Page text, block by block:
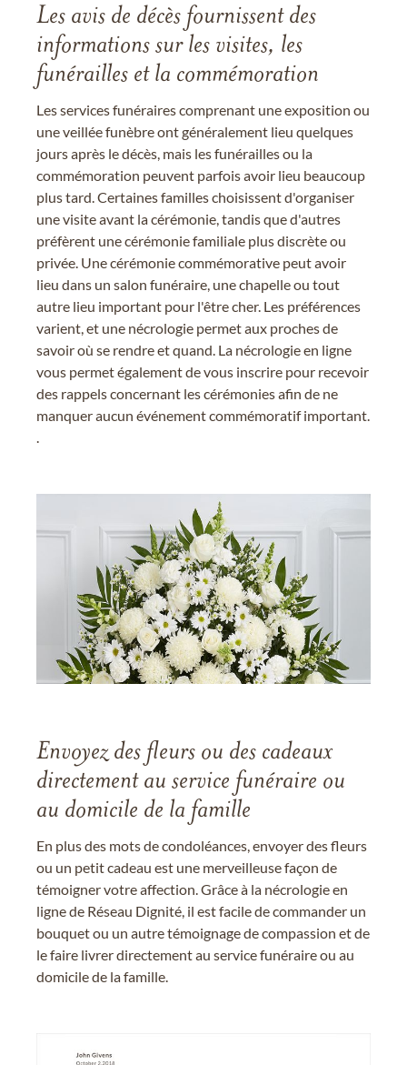
Les avis de décès fournissent des
informations sur les visites, les
funérailles et la commémoration
Les services funéraires comprenant une exposition ou
une veillée funèbre ont généralement lieu quelques
jours après le décès, mais les funérailles ou la
commémoration peuvent parfois avoir lieu beaucoup
plus tard. Certaines familles choisissent d'organiser
une visite avant la cérémonie, tandis que d'autres
préfèrent une cérémonie familiale plus discrète ou
privée. Une cérémonie commémorative peut avoir
lieu dans un salon funéraire, une chapelle ou tout
autre lieu important pour l'être cher. Les préférences
varient, et une nécrologie permet aux proches de
savoir où se rendre et quand. La nécrologie en ligne
vous permet également de vous inscrire pour recevoir
des rappels concernant les cérémonies afin de ne
manquer aucun événement commémoratif important.
Envoyez des fleurs ou des cadeaux
directement au service funéraire ou
au domicile de la famille
En plus des mots de condoléances, envoyer des fleurs
ou un petit cadeau est une merveilleuse façon de
témoigner votre affection. Grâce à la nécrologie en
ligne de Réseau Dignité, il est facile de commander un
bouquet ou un autre témoignage de compassion et de
le faire livrer directement au service funéraire ou au
domicile de la famille.